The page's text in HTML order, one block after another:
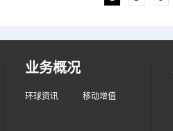
业务概况
环球资讯 移动增值